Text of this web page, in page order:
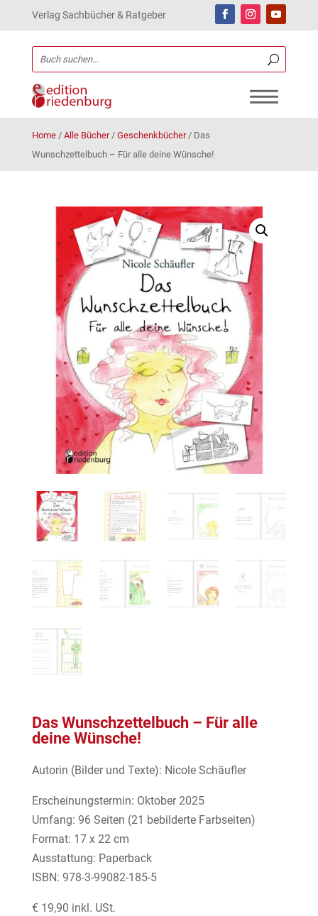
Verlag Sachbücher & Ratgeber
Home/ Alle Bücher/ Geschenkbücher/ Das
Wunschzettelbuch – Für alle deine Wünsche!
Das Wunschzettelbuch – Für alle
deine Wünsche!
Autorin (Bilder und Texte): Nicole Schäufler
Erscheinungstermin: Oktober 2025
Umfang: 96 Seiten (21 bebilderte Farbseiten)
Format: 17 x 22 cm
Ausstattung: Paperback
ISBN: 978-3-99082-185-5
€ 19,90 inkl. USt.